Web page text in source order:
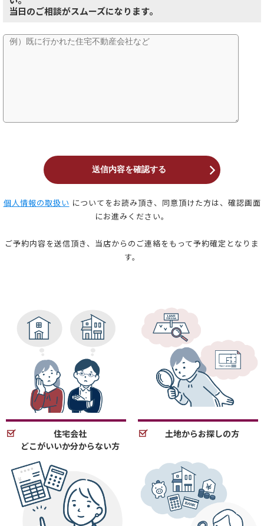
当日のご相談がスムーズになります。
個人情報の取扱い についてをお読み頂き、同意頂けた方は、確認画面
にお進みください。
ご予約内容を送信頂き、当店からのご連絡をもって予約確定となりま
す。
住宅会社
どこがいいか分からない方
土地からお探しの方